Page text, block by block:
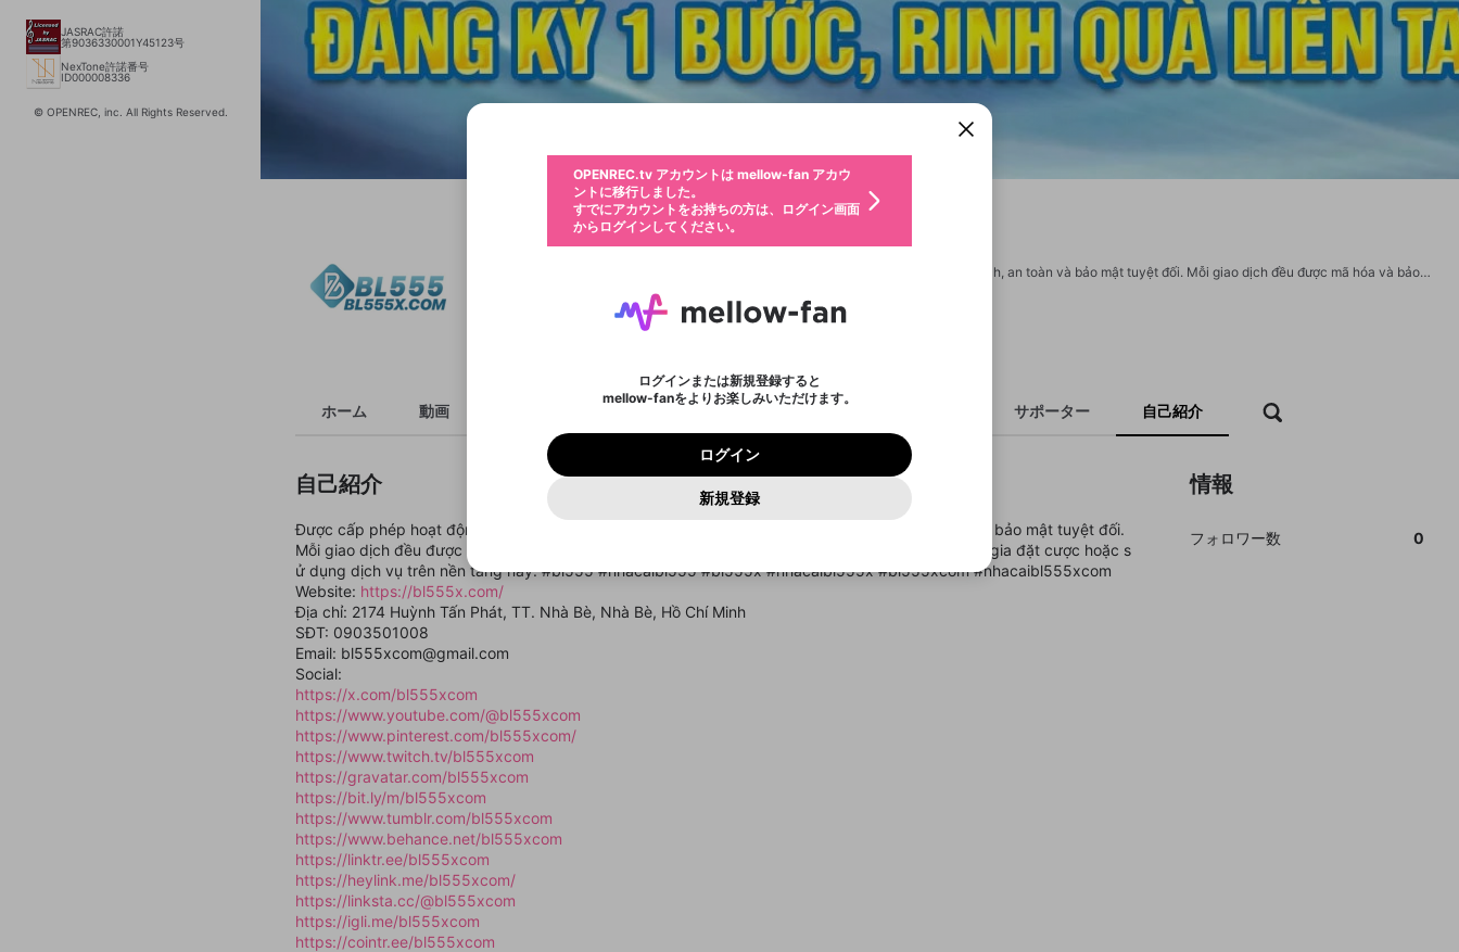
検索履歴をすべて削除しますか？
いいえ はい
JASRAC許諾
第9036330001Y45123号
NexTone許諾番号
ID000008336
© OPENREC, inc. All Rights Reserved.
BL555X Com
Được cấp phép hoạt động bởi tổ chức quản lý quốc tế, BL555 đảm bảo sự minh bạch, an toàn và bảo mật tuyệt đối. Mỗi giao dịch đều được mã hóa và bảo vệ kỹ lưỡng, mang lại sự yên tâm cho người chơi khi tham gia đặt cược hoặc sử dụng dịch vụ trên nền tảng này. #bl555 #nhacaibl555 #bl555x #nhacaibl555x #bl555xcom #nhacaibl555xcom Website: https://bl555x.com/ Địa chỉ: 2174 Huỳnh Tấn Phát, TT. Nhà Bè, Nhà Bè, Hồ Chí Minh SĐT: 0903501008 Email: bl555xcom@gmail.com Social: https://x.com/bl555xcom https://www.youtube.com/@bl555xcom https://www.pinterest.com/bl555xcom/ https://www.twitch.tv/bl555xcom https://gravatar.com/bl555xcom https://bit.ly/m/bl555xcom https://www.tumblr.com/bl555xcom https://www.behance.net/bl555xcom https://linktr.ee/bl555xcom https://heylink.me/bl555xcom/ https://linksta.cc/@bl555xcom https://igli.me/bl555xcom https://cointr.ee/bl555xcom https://www.geogebra.org/u/bl555xcom https://www.qrcodechimp.com/page/bl555xcom
ホーム 動画 プレイリスト フォロー サポーター 自己紹介
自己紹介
Được cấp phép hoạt động bởi tổ chức quản lý quốc tế, BL555 đảm bảo sự minh bạch, an toàn và bảo mật tuyệt đối.
Mỗi giao dịch đều được mã hóa và bảo vệ kỹ lưỡng, mang lại sự yên tâm cho người chơi khi tham gia đặt cược hoặc s
ử dụng dịch vụ trên nền tảng này. #bl555 #nhacaibl555 #bl555x #nhacaibl555x #bl555xcom #nhacaibl555xcom
Website: https://bl555x.com/
Địa chỉ: 2174 Huỳnh Tấn Phát, TT. Nhà Bè, Nhà Bè, Hồ Chí Minh
SĐT: 0903501008
Email: bl555xcom@gmail.com
Social:
https://x.com/bl555xcom
https://www.youtube.com/@bl555xcom
https://www.pinterest.com/bl555xcom/
https://www.twitch.tv/bl555xcom
https://gravatar.com/bl555xcom
https://bit.ly/m/bl555xcom
https://www.tumblr.com/bl555xcom
https://www.behance.net/bl555xcom
https://linktr.ee/bl555xcom
https://heylink.me/bl555xcom/
https://linksta.cc/@bl555xcom
https://igli.me/bl555xcom
https://cointr.ee/bl555xcom
情報
フォロワー数 0
ブロックリストに追加しますか？
キャンセル OK
この動画の公開は終了しました
OK
ファンレター
応援している配信者にファンレターを送ることができま
す。好きなデザインを選んでメッセージを書いたり、エ
ールアイテムでデコレーションして、配信者に届けまし
※ファンレター機能は有料サービスです。
ファンレターを作成
マイページに表示されている動画 (ライブ配信、配信予定、ア
ーカイブ、アップロード動画) をページのトップに1つ固定で
きます。動画タイトル横のメニューより設定することができま
す。
動画プレイリストを選択
動画プレイリストを選択
選択できるプレイリストがありません。プレイリストは動画の再生画面で作成で
動画プレイリストがありません
ポイントが不足しています
ご確認ください
利用規約とプライバシーポリシーが更新されました。
サービスを利用するには変更後の内容をご確認いただ
利用規約を確認しました。
確認しました
OPENREC.tv アカウントは mellow-fan アカウ
ントに移行しました。
新規登録
メールアドレスで新規登録
または
Google
Yahoo! JAPAN
Appleでサインアップ
mellow-fanの利用規約・プライバシーポリシー・外部サービ
ください
新規登録
@
進みください。
アカウント作成
OPENREC.tvアカウントはmellow-fanアカウン
トに統合しました。
ログイン
メールアドレスでログイン
または
Google
Yahoo! JAPAN
Appleでサインイン
mellow-fanの利用規約・プライバシーポリシー・外部サービ
ください
ログイン
ログイン
パスワードを忘れた方はこちら
アカウントをお持ちですか？アカウントを作成する
OPENREC.tv アカウントは mellow-fan アカウ
ントに移行しました。
すでにアカウントをお持ちの方は、ログイン画面
からログインしてください。
ログインまたは新規登録すると
mellow-fanをよりお楽しみいただけます。
ログイン
新規登録
登録したメールアドレスを入力し、送信してください。
再設定する
入力していただいたメールアドレス
に、パスワード再設定用URLを記載
確認ください
OK
パーソナルデータの登録
年 月
生年月は登録後に変更できません。
お住まいの地域
ご登録いただいた情報はサービスの向上を目的として
使用いたします。
一部サービスをご利用いただくには、生年月の登録が
必要です。
認証コードの入力
ール記載の6桁の認証コードを入力してください。
及びcs.openrec.co.jpドメイン）が受信拒否設定に含まれて
いないかご確認ください。
入力
セッションの有効期限が切れたた
プレミアム会員に入会
不適切なユーザーとして報告します
か？
問題を選択してください
わいせつな表現
著作権の侵害
なりすまし行為
改造版・海賊版ソフトの配信
報告された問題については、利用規約に違反しているかどうか
をスタッフが確認します。この機能をむやみに使用すること
は、利用規約違反になります。
送信
サブスクシェア
限定コミュニティ参加方法
Discordアカウントをお持ちでない方
Discordアカウントを作成
Discordは第三者が提供するコミュニティーサービスで、mellow-
fanとは関わりがありません。Discordに関してのお問い合わせには
お答えすることができません。Discordの仕様変更により、限定コ
ミュニティ特典の提供が終了する可能性がありますが、その際の補
外部サービスとのID連携に関する同意事項